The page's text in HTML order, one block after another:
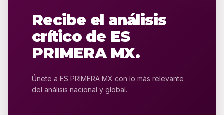
Recibe el análisis
crítico de ES
PRIMERA MX.
Únete a ES PRIMERA MX con lo más relevante
del análisis nacional y global.